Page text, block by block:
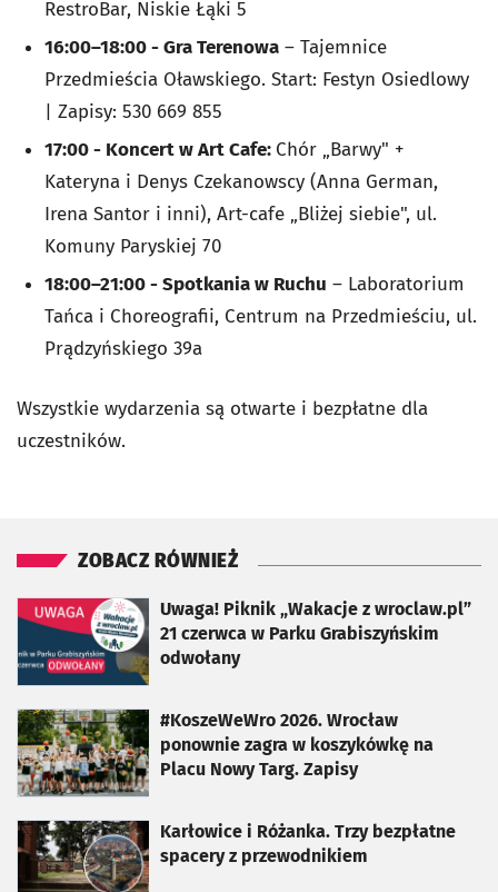
RestroBar, Niskie Łąki 5
16:00–18:00 - Gra Terenowa – Tajemnice
Przedmieścia Oławskiego. Start: Festyn Osiedlowy
| Zapisy: 530 669 855
17:00 - Koncert w Art Cafe: Chór „Barwy" +
Kateryna i Denys Czekanowscy (Anna German,
Irena Santor i inni), Art-cafe „Bliżej siebie", ul.
Komuny Paryskiej 70
18:00–21:00 - Spotkania w Ruchu – Laboratorium
Tańca i Choreografii, Centrum na Przedmieściu, ul.
Prądzyńskiego 39a
Wszystkie wydarzenia są otwarte i bezpłatne dla
uczestników.
ZOBACZ RÓWNIEŻ
Uwaga! Piknik „Wakacje z wroclaw.pl”
21 czerwca w Parku Grabiszyńskim
odwołany
otworzy się w nowej karcie
#KoszeWeWro 2026. Wrocław
ponownie zagra w koszykówkę na
Placu Nowy Targ. Zapisy
otworzy się w nowej karcie
Karłowice i Różanka. Trzy bezpłatne
spacery z przewodnikiem
otworzy się w nowej karcie